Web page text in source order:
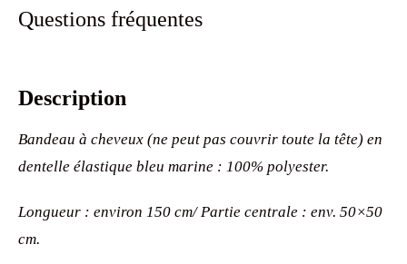
Questions fréquentes
Description
Bandeau à cheveux (ne peut pas couvrir toute la tête) en
dentelle élastique bleu marine : 100% polyester.
Longueur : environ 150 cm/ Partie centrale : env. 50×50
cm.